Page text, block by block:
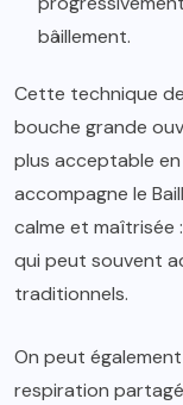
bâillement.
Cette technique
bouche grande
plus acceptable en
accompagne le
calme et maîtrisée
qui peut souvent
traditionnels.
On peut
respiration